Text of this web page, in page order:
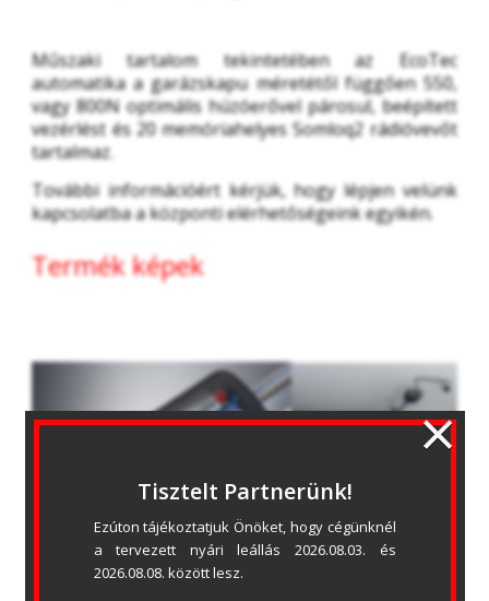
Műszaki tartalom tekintetében az EcoTec
automatika a garázskapu méretétől függően 550,
vagy 800N optimális húzóerővel párosul, beépített
vezérlést és 20 memóriahelyes Somloq2 rádióvevőt
tartalmaz.
További információért kérjük, hogy lépjen velünk
kapcsolatba a központi elérhetőségeink egyikén.
Termék képek
Letöltések
Tisztelt Partnerünk!
Ezúton tájékoztatjuk Önöket, hogy cégünknél
a tervezett nyári leállás 2026.08.03. és
2026.08.08. között lesz.
×